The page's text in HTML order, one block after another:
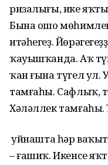
ризалығы, ике
Бына ошо
итәһегеҙ.
ҡауышҡанда. Аҡ
ҡан ғына түгел
тамғаһы. Сафлыҡ,
Хәләллек
Ә уйнашта һәр
– ғашиҡ. Икенсе